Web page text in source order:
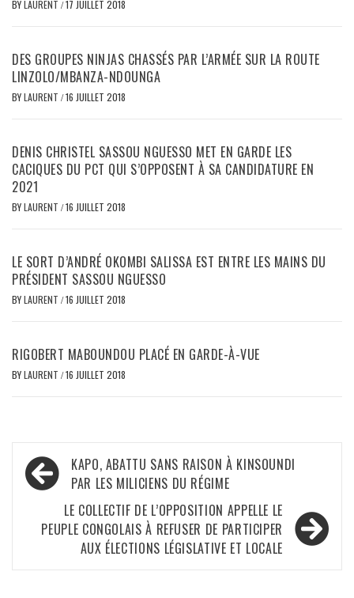
BYLAURENT /17 JUILLET 2018
DES GROUPES NINJAS CHASSÉS PAR L’ARMÉE SUR LA ROUTE
LINZOLO/MBANZA-NDOUNGA
BYLAURENT /16 JUILLET 2018
DENIS CHRISTEL SASSOU NGUESSO MET EN GARDE LES
CACIQUES DU PCT QUI S’OPPOSENT À SA CANDIDATURE EN
2021
BYLAURENT /16 JUILLET 2018
LE SORT D’ANDRÉ OKOMBI SALISSA EST ENTRE LES MAINS DU
PRÉSIDENT SASSOU NGUESSO
BYLAURENT /16 JUILLET 2018
RIGOBERT MABOUNDOU PLACÉ EN GARDE-À-VUE
BYLAURENT /16 JUILLET 2018
Navigation
de
l’article
KAPO, ABATTU SANS RAISON À KINSOUNDI
PAR LES MILICIENS DU RÉGIME
LE COLLECTIF DE L’OPPOSITION APPELLE LE
PEUPLE CONGOLAIS À REFUSER DE PARTICIPER
AUX ÉLECTIONS LÉGISLATIVE ET LOCALE